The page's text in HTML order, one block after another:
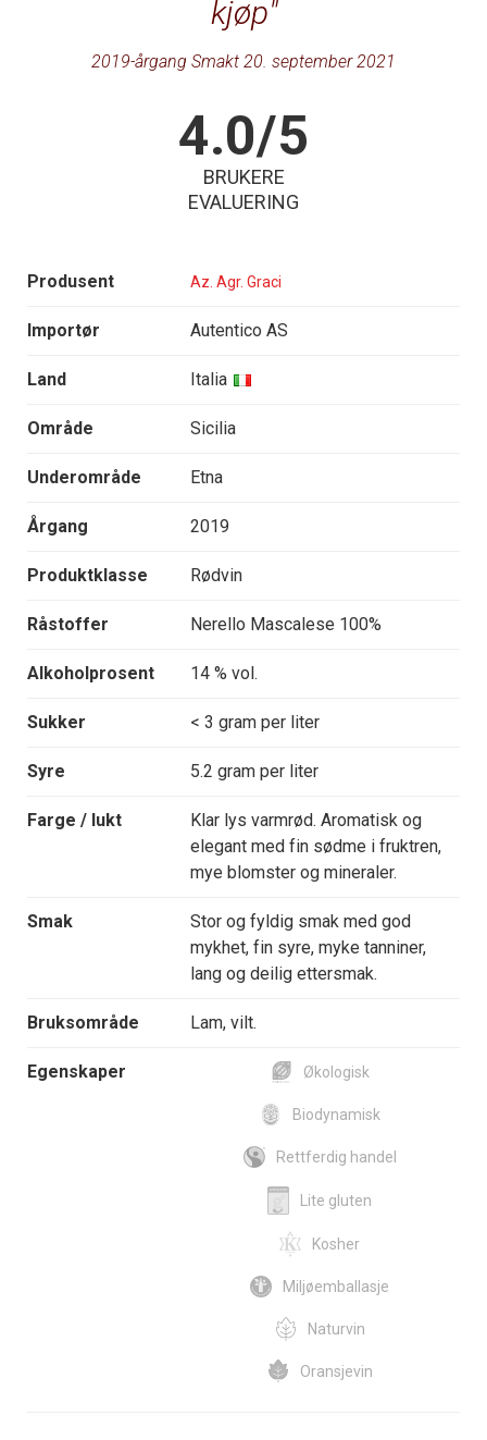
kjøp
2019-årgang Smakt 20. september 2021
4.0/5
BRUKERE
EVALUERING
Produsent Az. Agr. Graci
Importør Autentico AS
Land Italia
Område Sicilia
Underområde Etna
Årgang 2019
Produktklasse Rødvin
Råstoffer Nerello Mascalese 100%
Alkoholprosent 14 % vol.
Sukker < 3 gram per liter
Syre 5.2 gram per liter
Farge / lukt
Klar lys varmrød. Aromatisk og
elegant med fin sødme i fruktren,
mye blomster og mineraler.
Smak
Stor og fyldig smak med god
mykhet, fin syre, myke tanniner,
lang og deilig ettersmak.
Bruksområde Lam, vilt.
Egenskaper Økologisk
Biodynamisk
Rettferdig handel
Lite gluten
Kosher
Miljøemballasje
Naturvin
Oransjevin